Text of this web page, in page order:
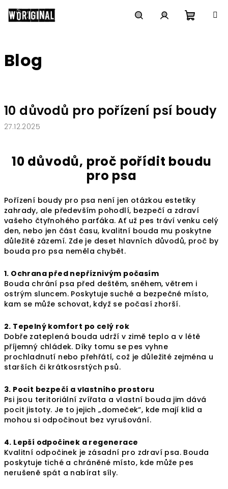
na
obsah
Blog
p
i
n
k
ů
10 důvodů pro pořízení psí boudy
27.12.2025
10 důvodů, proč pořídit boudu
pro psa
Pořízení boudy pro psa není jen otázkou estetiky
zahrady, ale především pohodlí, bezpečí a zdraví
vašeho čtyřnohého parťáka. Ať už pes tráví venku celý
den, nebo jen část času, kvalitní bouda mu poskytne
důležité zázemí. Zde je deset hlavních důvodů, proč by
bouda pro psa neměla chybět.
1. Ochrana před nepříznivým počasím
Bouda chrání psa před deštěm, sněhem, větrem i
ostrým sluncem. Poskytuje suché a bezpečné místo,
kam se může schovat, když se počasí zhorší.
2. Tepelný komfort po celý rok
Dobře zateplená bouda udrží v zimě teplo a v létě
příjemný chládek. Díky tomu se pes vyhne
prochladnutí nebo přehřátí, což je důležité zejména u
starších či krátkosrstých psů.
3. Pocit bezpečí a vlastního prostoru
Psi jsou teritoriální zvířata a vlastní bouda jim dává
pocit jistoty. Je to jejich „domeček“, kde mají klid a
mohou si odpočinout bez vyrušování.
4. Lepší odpočinek a regenerace
Kvalitní odpočinek je zásadní pro zdraví psa. Bouda
poskytuje tiché a chráněné místo, kde může pes
nerušeně spát a nabírat síly.